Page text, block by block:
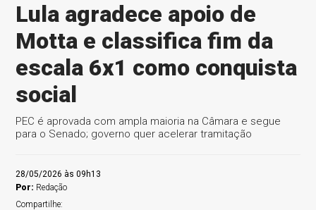
Lula agradece apoio de
Motta e classifica fim da
escala 6x1 como conquista
social
PEC é aprovada com ampla maioria na Câmara e segue
para o Senado; governo quer acelerar tramitação
28/05/2026 às 09h13
Por: Redação
Compartilhe: